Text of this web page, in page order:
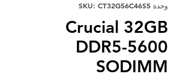
وحدة SKU: CT32G56C46S5
Crucial 32GB
DDR5-5600
SODIMM